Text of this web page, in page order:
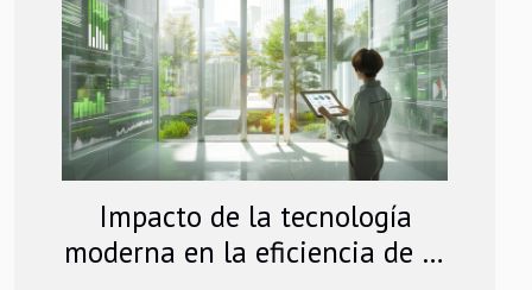
Impacto de la tecnología
moderna en la eficiencia de la